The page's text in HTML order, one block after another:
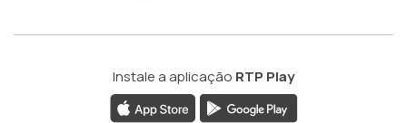
Instale a aplicação RTP Play